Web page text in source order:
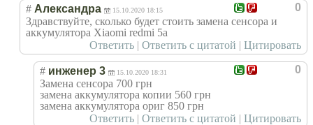
0
# Александра 15.10.2020 18:15
Здравствуйте, сколько будет стоить замена сенсора и
аккумулятора Xiaomi redmi 5a
Ответить | Ответить с цитатой | Цитировать
0
# инженер 3 15.10.2020 18:31
Замена сенсора 700 грн
замена аккумулятора копии 560 грн
замена аккумулятора ориг 850 грн
Ответить | Ответить с цитатой | Цитировать